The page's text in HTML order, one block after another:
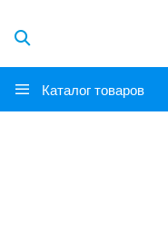
Каталог товаров